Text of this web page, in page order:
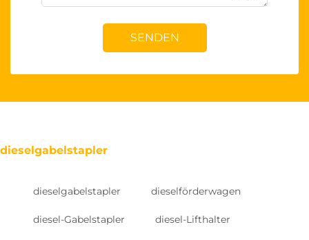
SENDEN
dieselgabelstapler
dieselgabelstapler dieselförderwagen
diesel-Gabelstapler diesel-Lifthalter